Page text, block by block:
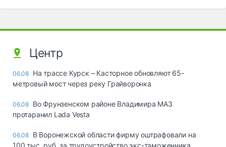
Центр
06.08 На трассе Курск – Касторное обновляют 65-
метровый мост через реку Грайворонка
06.08 Во Фрунзенском районе Владимира МАЗ
протаранил Lada Vesta
06.08 В Воронежской области фирму оштрафовали на
100 тыс. руб. за трудоустройство экс-таможенника